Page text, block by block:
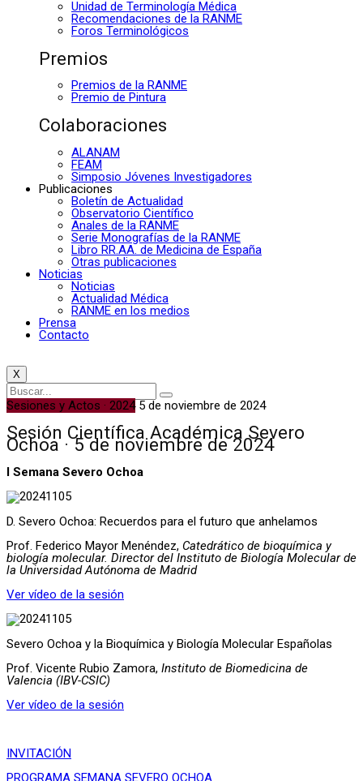
Unidad de Terminología Médica
Recomendaciones de la RANME
Foros Terminológicos
Premios
Premios de la RANME
Premio de Pintura
Colaboraciones
ALANAM
FEAM
Simposio Jóvenes Investigadores
Publicaciones
Boletín de Actualidad
Observatorio Científico
Anales de la RANME
Serie Monografías de la RANME
Libro RR.AA. de Medicina de España
Otras publicaciones
Noticias
Noticias
Actualidad Médica
RANME en los medios
Prensa
Contacto
X
Sesiones y Actos · 2024 5 de noviembre de 2024
Sesión Científica Académica Severo
Ochoa · 5 de noviembre de 2024
I Semana Severo Ochoa
D. Severo Ochoa: Recuerdos para el futuro que anhelamos
Prof. Federico Mayor Menéndez, Catedrático de bioquímica y
biología molecular. Director del Instituto de Biología Molecular de
la Universidad Autónoma de Madrid
Ver vídeo de la sesión
Severo Ochoa y la Bioquímica y Biología Molecular Españolas
Prof. Vicente Rubio Zamora, Instituto de Biomedicina de
Valencia (IBV-CSIC)
Ver vídeo de la sesión
INVITACIÓN
PROGRAMA SEMANA SEVERO OCHOA